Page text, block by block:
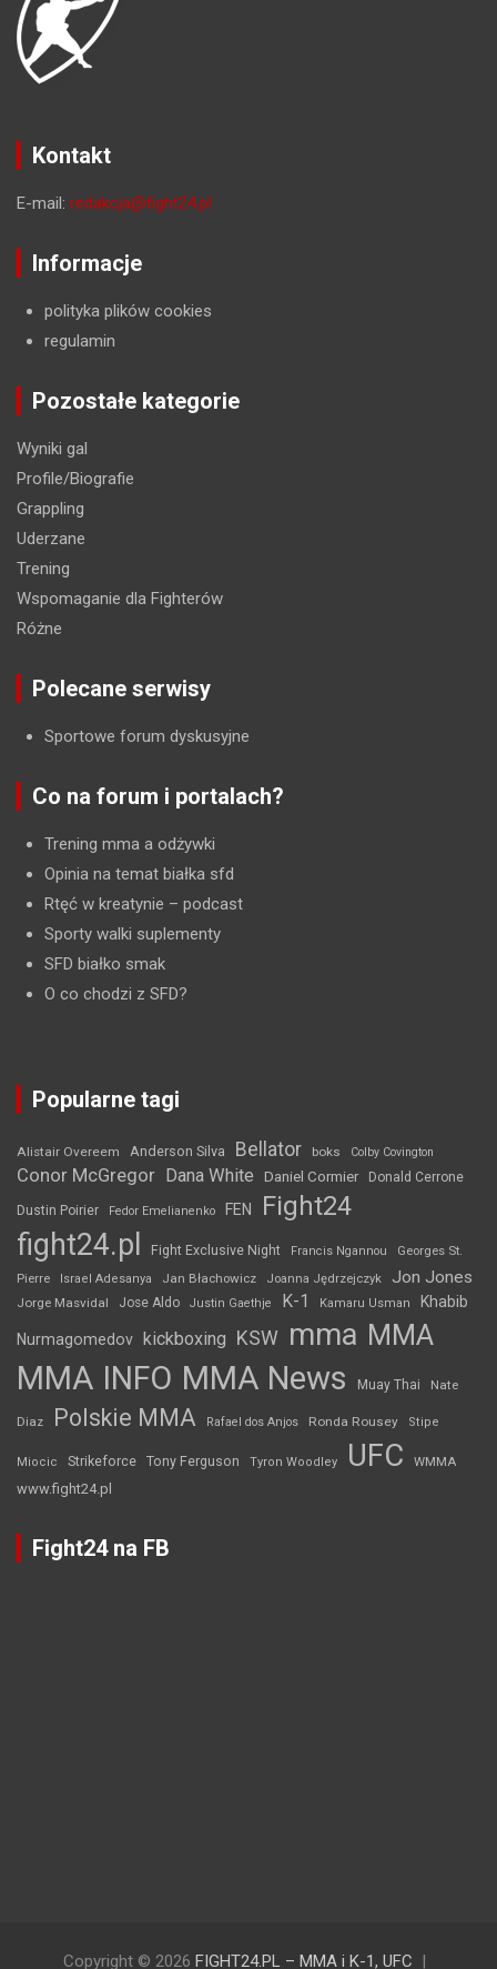
Kontakt
E-mail: redakcja@fight24.pl
Informacje
polityka plików cookies
regulamin
Pozostałe kategorie
Wyniki gal
Profile/Biografie
Grappling
Uderzane
Trening
Wspomaganie dla Fighterów
Różne
Polecane serwisy
Sportowe forum dyskusyjne
Co na forum i portalach?
Trening mma a odżywki
Opinia na temat białka sfd
Rtęć w kreatynie – podcast
Sporty walki suplementy
SFD białko smak
O co chodzi z SFD?
Popularne tagi
Alistair Overeem Anderson Silva Bellator boks Colby Covington
Conor McGregor Dana White Daniel Cormier Donald Cerrone
Dustin Poirier Fedor Emelianenko FEN Fight24
fight24.pl Fight Exclusive Night Francis Ngannou
Georges St.
Pierre
Israel Adesanya Jan Błachowicz Joanna Jędrzejczyk Jon Jones
Jorge Masvidal Jose Aldo Justin Gaethje K-1 Kamaru Usman Khabib
Nurmagomedov kickboxing KSW mma MMA
MMA INFO MMA News Muay Thai Nate
Diaz Polskie MMA Rafael dos Anjos Ronda Rousey Stipe
Miocic Strikeforce Tony Ferguson Tyron Woodley UFC WMMA
www.fight24.pl
Fight24 na FB
Copyright © 2026 FIGHT24.PL – MMA i K-1, UFC